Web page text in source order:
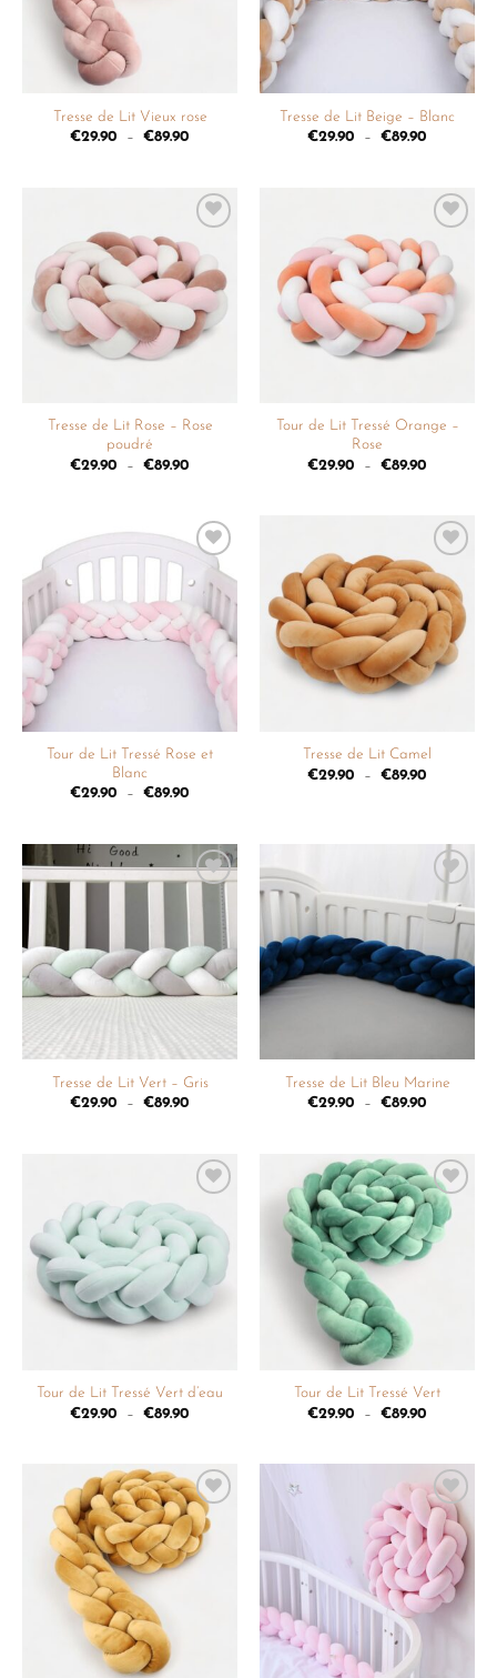
Tresse de Lit Vieux rose
€29.90 – €89.90
Tresse de Lit Beige – Blanc
€29.90 – €89.90
Ajouter
à la
liste de
souhaits
Tresse de Lit Rose – Rose
poudré
€29.90 – €89.90
Ajouter
à la
liste de
souhaits
Tour de Lit Tressé Orange –
Rose
€29.90 – €89.90
Ajouter
à la
souhaits
Tour de Lit Tressé Rose et
Blanc
€29.90 – €89.90
Ajouter
à la
liste de
souhaits
Tresse de Lit Camel
€29.90 – €89.90
Ajouter
liste de
souhaits
Tresse de Lit Vert – Gris
€29.90 – €89.90
Ajouter
liste de
Tresse de Lit Bleu Marine
€29.90 – €89.90
Ajouter
à la
liste de
souhaits
Tour de Lit Tressé Vert d’eau
€29.90 – €89.90
Ajouter
à la
liste de
souhaits
Tour de Lit Tressé Vert
€29.90 – €89.90
Ajouter
à la
liste de
souhaits
Ajouter
à la
liste de
souhaits